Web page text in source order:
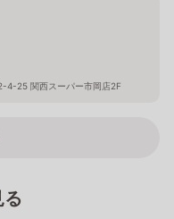
4-25 関西スーパー市岡店2F